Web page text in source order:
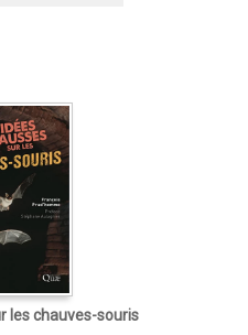
les chauves-souris